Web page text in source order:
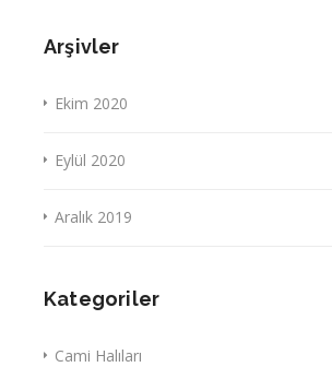
Arşivler
Ekim 2020
Eylül 2020
Aralık 2019
Kategoriler
Cami Halıları